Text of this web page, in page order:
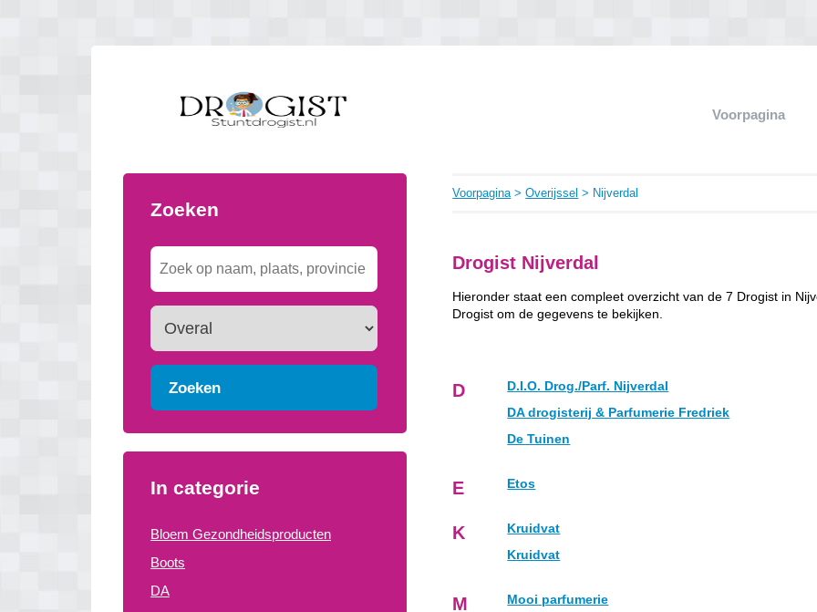
Voorpagina
Zoeken
Zoeken
In categorie
Bloem Gezondheidsproducten
Boots
DA
Voorpagina>Overijssel > Nijverdal
Drogist Nijverdal
Hieronder staat een compleet overzicht van de 7 Drogist in
Drogist om de gegevens te bekijken.
D
D.I.O. Drog./Parf. Nijverdal
DA drogisterij & Parfumerie Fredriek
De Tuinen
E Etos
K
Kruidvat
Kruidvat
M Mooi parfumerie